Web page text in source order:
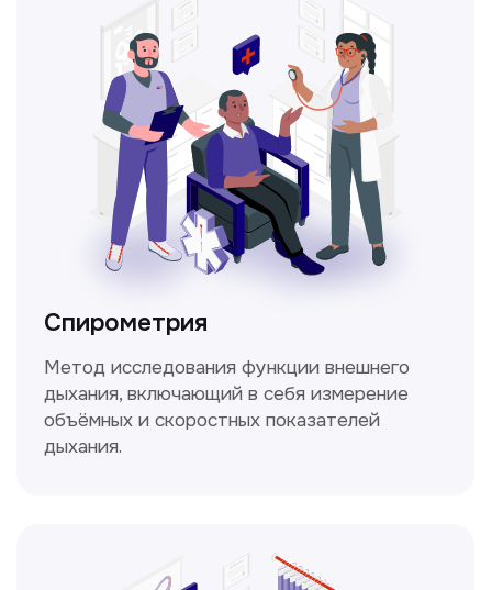
Прайс-лист
Не нашли нужную
информацию в прайсе?
Заполните форму, и мы всё
уточним!